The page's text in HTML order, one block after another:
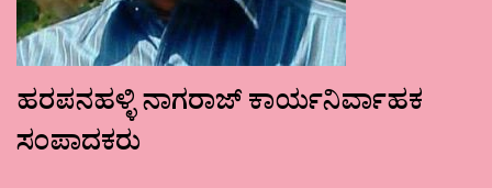
ಹರಪನಹಳ್ಳಿ ನಾಗರಾಜ್ ಕಾರ್ಯನಿರ್ವಾಹಕ
ಸಂಪಾದಕರು